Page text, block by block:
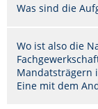
Was sind die
Wo ist also die
Mandatsträgern
Eine mit dem